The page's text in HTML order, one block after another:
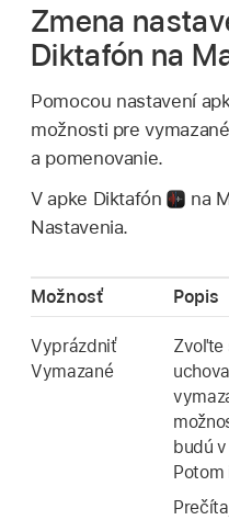
Zmena
Diktafón na
Pomocou nastavení
možnosti pre
a pomenovanie.
V apke Diktafón
na
Nastavenia.
Možnosť Popis
Vyprázdniť
Vymazané
Zvoľte
budú
Potom